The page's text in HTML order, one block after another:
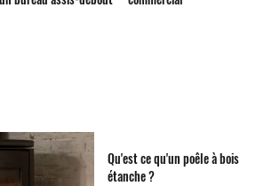
Qu'est ce qu'un poêle à bois
étanche ?